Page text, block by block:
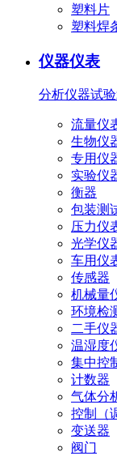
塑料片
塑料焊
仪器仪表
分析仪器试
流量仪
生物仪
专用仪
实验仪
衡器
包装测
压力仪
光学仪
车用仪
传感器
机械量
环境检
二手仪
温湿度
集中控
计数器
气体分
控制（
变送器
阀门